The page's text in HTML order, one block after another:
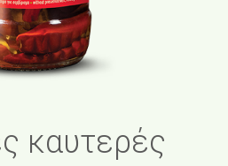
καυτερές